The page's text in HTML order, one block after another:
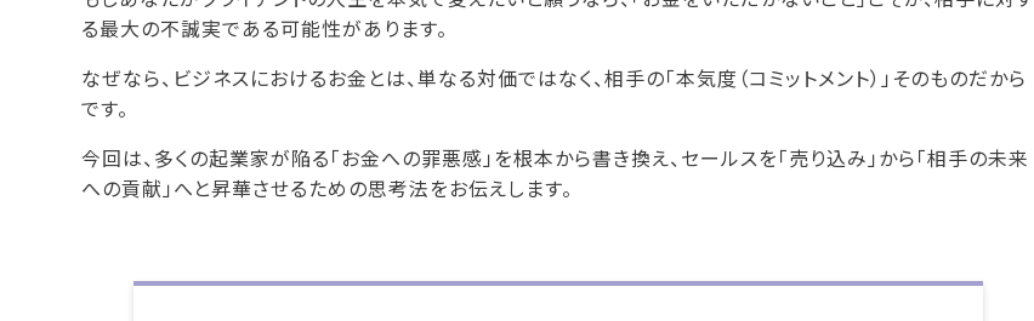
る最大の不誠実である可能性があります。
なぜなら、ビジネスにおけるお金とは、単なる対価ではなく、相手の「本気度（コミットメント）」そのものだから
です。
今回は、多くの起業家が陥る「お金への罪悪感」を根本から書き換え、セールスを「売り込み」から「相手の未来
への貢献」へと昇華させるための思考法をお伝えします。